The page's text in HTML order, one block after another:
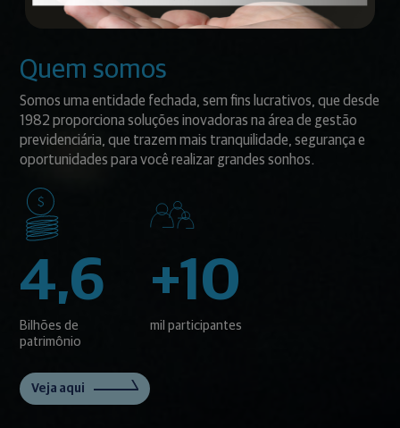
Quem somos
Somos uma entidade fechada, sem fins lucrativos, que desde
1982 proporciona soluções inovadoras na área de gestão
previdenciária, que trazem mais tranquilidade, segurança e
oportunidades para você realizar grandes sonhos.
4,6
Bilhões de
patrimônio
+10
mil participantes
Veja aqui